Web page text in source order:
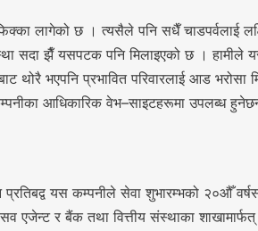
लागेको छ । त्यसैले पनि सधैँ चाडपर्वलाई
सदा झैँ यसपटक पनि मिलाइएको छ । हामीले यस
थोरै भएपनि प्रभावित परिवारलाई आड
आधिकारिक वेभ–साइटहरूमा उपलब्ध
यस कम्पनीले सेवा शुभारम्भको २०औँ
र बैंक तथा वित्तीय संस्थाका शाखामार्फत्